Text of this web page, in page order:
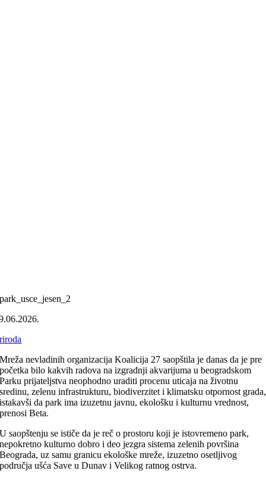
park_usce_jesen_2
Mreža nevladinih organizacija Koalicija 27 saopštila je danas da je pre
početka bilo kakvih radova na izgradnji akvarijuma u beogradskom
Parku prijateljstva neophodno uraditi procenu uticaja na životnu
sredinu, zelenu infrastrukturu, biodiverzitet i klimatsku otpornost grada,
istakavši da park ima izuzetnu javnu, ekološku i kulturnu vrednost,
prenosi Beta.
U saopštenju se ističe da je reč o prostoru koji je istovremeno park,
nepokretno kulturno dobro i deo jezgra sistema zelenih površina
Beograda, uz samu granicu ekološke mreže, izuzetno osetljivog
područja ušća Save u Dunav i Velikog ratnog ostrva.